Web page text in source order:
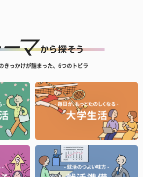
きっかけが詰まった、6つのトビラ